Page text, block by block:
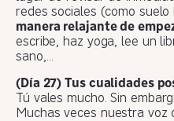
redes sociales (como
manera relajante de
escribe, haz yoga, lee un
sano,…
(Día 27) Tus cualidades
Tú vales mucho. Sin
Muchas veces nuestra voz